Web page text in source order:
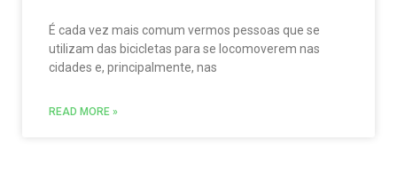
É cada vez mais comum vermos pessoas que se
utilizam das bicicletas para se locomoverem nas
cidades e, principalmente, nas
READ MORE »